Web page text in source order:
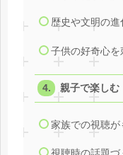
歴史や文明の
子供の好奇心を
親子で楽しむ
家族での視聴